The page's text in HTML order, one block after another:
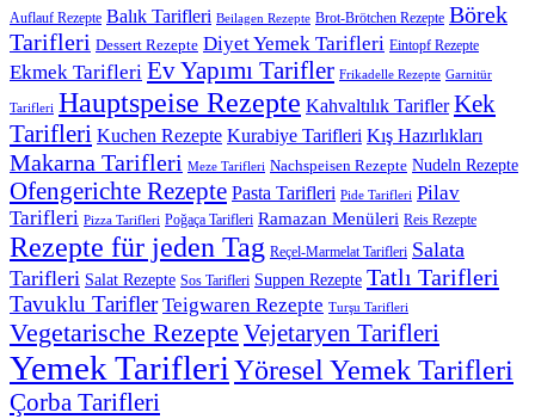
Auflauf Rezepte Balık Tarifleri Beilagen Rezepte Brot-Brötchen Rezepte Börek
Tarifleri Dessert Rezepte Diyet Yemek Tarifleri Eintopf Rezepte
Ekmek Tarifleri Ev Yapımı Tarifler Frikadelle Rezepte Garnitür
Tarifleri Hauptspeise Rezepte Kahvaltılık Tarifler Kek
Tarifleri Kuchen Rezepte Kurabiye Tarifleri Kış Hazırlıkları
Makarna Tarifleri Meze Tarifleri Nachspeisen Rezepte Nudeln Rezepte
Ofengerichte Rezepte Pasta Tarifleri Pide Tarifleri Pilav
Tarifleri Pizza Tarifleri Poğaça Tarifleri Ramazan Menüleri Reis Rezepte
Rezepte für jeden Tag Reçel-Marmelat Tarifleri Salata
Tarifleri Salat Rezepte Sos Tarifleri Suppen Rezepte Tatlı Tarifleri
Tavuklu Tarifler Teigwaren Rezepte Turşu Tarifleri
Vegetarische Rezepte Vejetaryen Tarifleri
Yemek TarifleriYöresel Yemek Tarifleri
Çorba Tarifleri